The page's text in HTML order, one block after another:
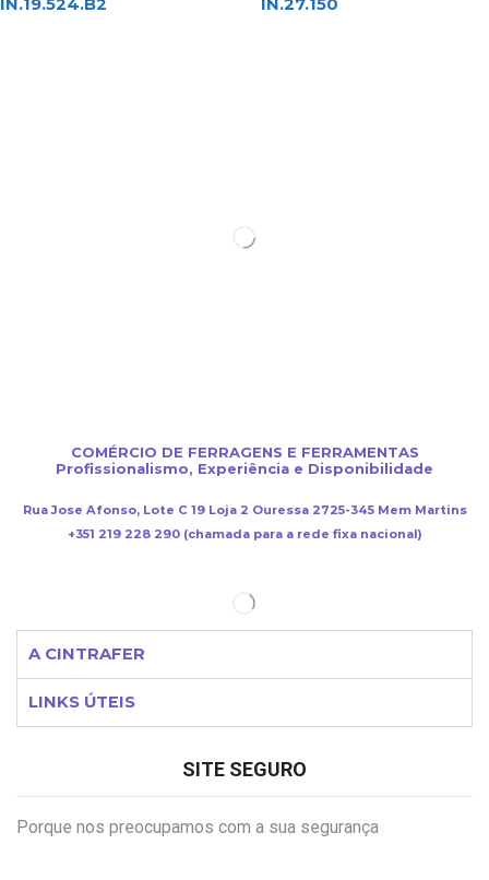
IN.19.524.B2 IN.27.150
COMÉRCIO DE FERRAGENS E FERRAMENTAS
Profissionalismo, Experiência e Disponibilidade
Rua Jose Afonso, Lote C 19 Loja 2 Ouressa 2725-345 Mem Martins
+351 219 228 290 (chamada para a rede fixa nacional)
A CINTRAFER
LINKS ÚTEIS
SITE SEGURO
Porque nos preocupamos com a sua segurança